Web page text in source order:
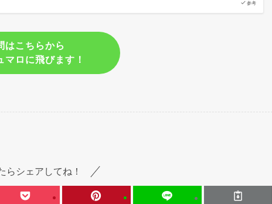
参考
はこちらから
ロに飛びます！
らシェアしてね！